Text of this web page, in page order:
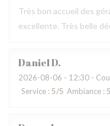
Très bon accueil des
excellente. Très belle
DanielD
2026-08-06 - 12:30 -
Service : 5/5 Ambiance : 5